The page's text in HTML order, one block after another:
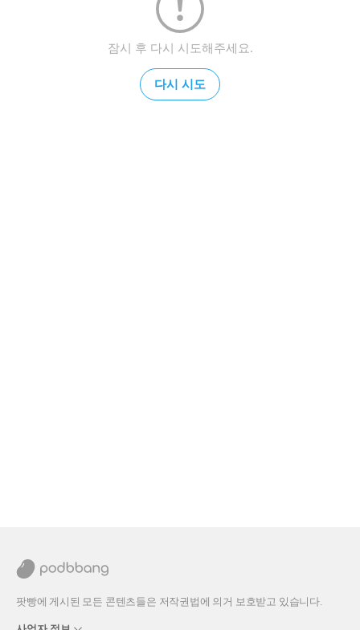
잠시 후 다시 시도해주세요.
다시 시도
팟빵에 게시된 모든 콘텐츠들은 저작권법에 의거 보호받고 있습니다.